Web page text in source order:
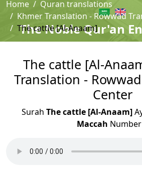
The Noble Qur'an
Home
Quran translations
Khmer Translation - Rowwad
The cattle [Al-Anaam]
The cattle [Al-
Translation -
Center
Surah The cattle [Al-Anaam]
Maccah Number